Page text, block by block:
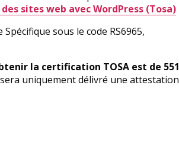
sites web avec WordPress (Tosa)
sous le code RS6965,
la certification TOSA est de 551
sera uniquement délivré une attestation